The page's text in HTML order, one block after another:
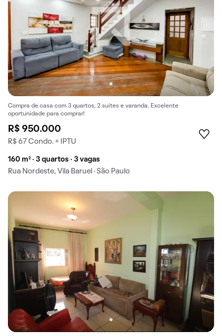
Compra de casa com 3 quartos, 2 suítes e varanda. Excelente
oportunidade para comprar!
R$ 950.000
R$ 67 Condo. + IPTU
160 m² · 3 quartos · 3 vagas
Rua Nordeste, Vila Baruel · São Paulo